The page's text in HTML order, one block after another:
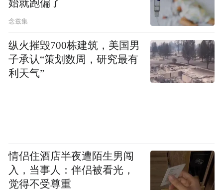
始就跑偏了
念兹集
纵火摧毁700栋建筑，美国男
子承认“策划数周，研究最有
利天气”
情侣住酒店半夜遭陌生男闯
入，当事人：伴侣被看光，
觉得不受尊重